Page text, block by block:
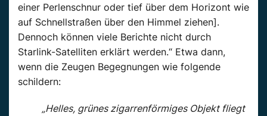
einer Perlenschnur oder tief über dem Horizont wie
auf Schnellstraßen über den Himmel ziehen].
Dennoch können viele Berichte nicht durch
Starlink-Satelliten erklärt werden.“ Etwa dann,
wenn die Zeugen Begegnungen wie folgende
schildern:
„Helles, grünes zigarrenförmiges Objekt fliegt